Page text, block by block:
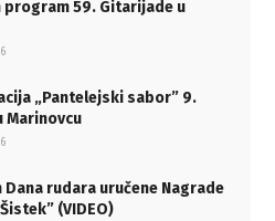
program 59. Gitarijade u
„Pantelejski sabor” 9.
Marinovcu
Dana rudara uručene Nagrade
(VIDEO)